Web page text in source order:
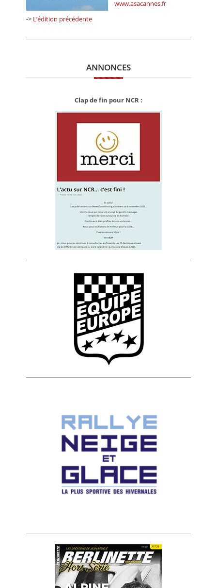
www.asacannes.fr
-> L’édition précédente
ANNONCES
Clap de fin pour NCR :